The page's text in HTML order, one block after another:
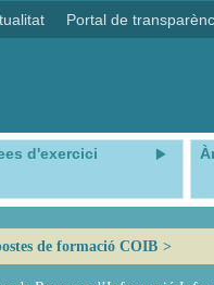
Portal de
d'exercici
de formació COIB